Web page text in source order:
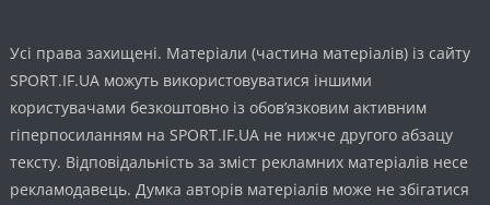
Усі права захищені. Матеріали (частина матеріалів) із сайту
SPORT.IF.UA можуть використовуватися іншими
користувачами безкоштовно із обов’язковим активним
гіперпосиланням на SPORT.IF.UA не нижче другого абзацу
тексту. Відповідальність за зміст рекламних матеріалів несе
рекламодавець. Думка авторів матеріалів може не збігатися